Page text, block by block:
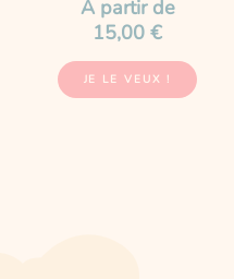
À partir de
15,00 €
JE LE VEUX !
la
page
du
produit